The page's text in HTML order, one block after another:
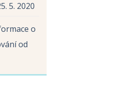
5. 2020
o
od